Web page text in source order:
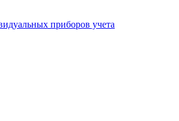
приборов учета